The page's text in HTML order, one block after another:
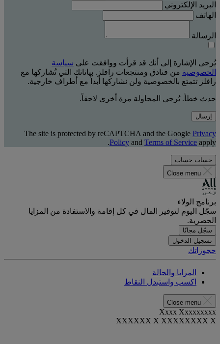
البريد الإلكتروني
الهاتف
الرسالة
يُرجى الإشارة إلى أنك قد قرأت ووافقت على سياسة
الخصوصية من فنادق ومنتجعات رافلز. بياناتك التي تُشاركها مع
رافلز تتمتع بالخصوصية ولن نشاركها أبداً مع أطراف خارجية.
حدث خطأ. يُرجى المحاولة مرة أخرى لاحقاً.
إرسال
The site is protected by reCAPTCHA and the Google Privacy
Policy and Terms of Service apply.
حساب حساب
Close menu
برنامج الولاء
سجّل اليوم لتوفير المال في كل إقامة والاستفادة من المزايا
الحصرية.
سجّل مجانًا
تسجيل الدخول
حجوزاتك
المزايا والحالة
اكسب واستبدل النقاط
Close menu
Xxxx Xxxxxxxxx
XXXXXX X XXXXXXXX X